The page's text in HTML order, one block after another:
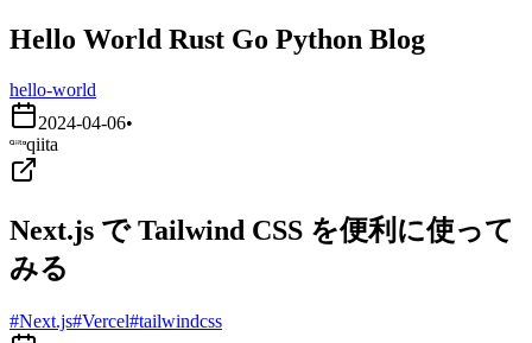
Hello World Rust Go Python Blog
hello-world
2024-04-06•
qiita
Next.js で Tailwind CSS を便利に使って
みる
#Next.js#Vercel#tailwindcss